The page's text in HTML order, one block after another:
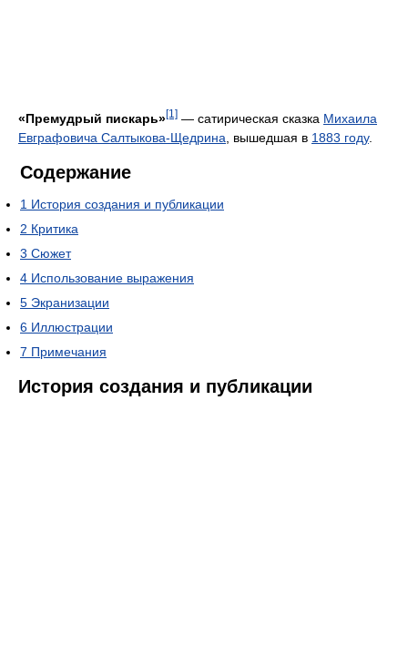
«Премудрый пискарь»[1] — сатирическая сказка Михаила
Евграфовича Салтыкова-Щедрина , вышедшая в 1883 году.
Содержание
1 История создания и публикации
2 Критика
3 Сюжет
4 Использование выражения
5 Экранизации
6 Иллюстрации
7 Примечания
История создания и публикации